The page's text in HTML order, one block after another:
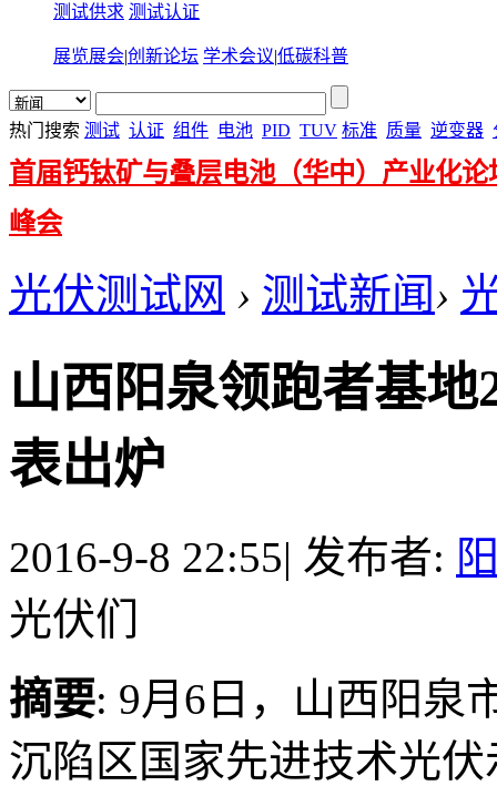
测试供求 测试认证
展览展会|创新论坛 学术会议|低碳科普
热门搜索 测试 认证 组件 电池 PID TUV 标准 质量 逆变器
首届钙钛矿与叠层电池（华中）产业化论
峰会
光伏测试网 › 测试新闻›
山西阳泉领跑者基
表出炉
2016-9-8 22:55| 发布者:
光伏们
摘要: 9月6日，山西阳泉
沉陷区国家先进技术光